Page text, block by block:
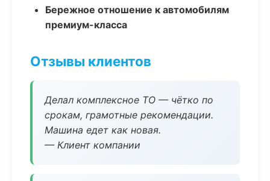
Бережное отношение к автомобилям
премиум-класса
Отзывы клиентов
Делал комплексное ТО — чётко по
срокам, грамотные рекомендации.
Машина едет как новая.
— Клиент компании